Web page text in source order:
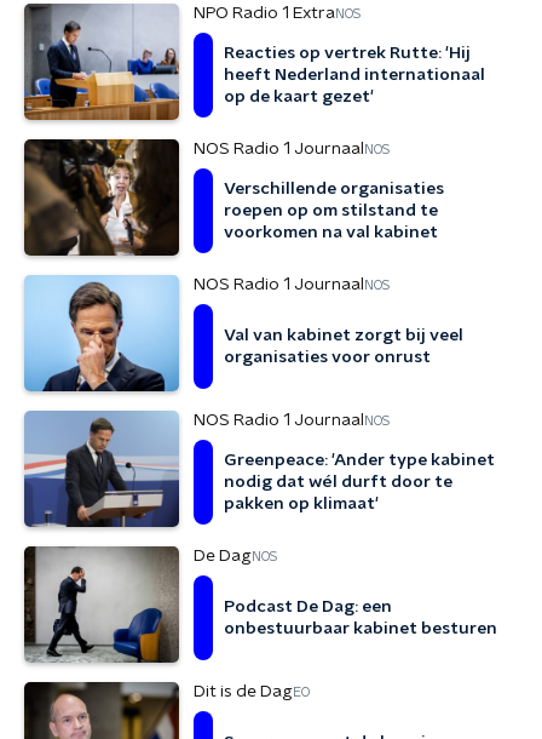
NPO Radio 1 ExtraNOS
Reacties op vertrek Rutte: 'Hij
heeft Nederland internationaal
op de kaart gezet'
NOS Radio 1 Journaal NOS
Verschillende organisaties
roepen op om stilstand te
voorkomen na val kabinet
NOS Radio 1 Journaal NOS
Val van kabinet zorgt bij veel
organisaties voor onrust
NOS Radio 1 Journaal NOS
Greenpeace: 'Ander type kabinet
nodig dat wél durft door te
pakken op klimaat'
De DagNOS
Podcast De Dag: een
onbestuurbaar kabinet besturen
Dit is de DagEO